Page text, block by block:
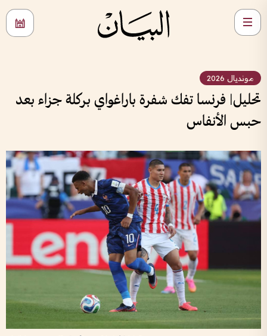
مونديال 2026
تحليل| فرنسا تفك شفرة باراغواي بركلة جزاء بعد
حبس الأنفاس